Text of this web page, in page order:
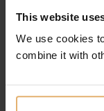
This website
We use cookies
combine it with